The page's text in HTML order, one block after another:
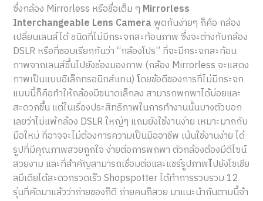
ซึ่งกล้อง Mirrorless หรือชื่อเต็ม ๆ Mirrorless
Interchangeable Lens Camera พูดกันง่ายๆ ก็คือ กล้อง
เปลี่ยนเลนส์ได้ ชนิดที่ไม่มีกระจกสะท้อนภาพ ซึ่งจะต่างกับกล้อง
DSLR หรือที่ชอบเรียกกันว่า “กล้องโปร” ที่จะมีกระจกสะท้อน
ภาพจากเลนส์ขึ้นไปยังช่องมองภาพ (กล้อง Mirrorless จะแสดง
ภาพเป็นแบบอิเล็กทรอนิกส์แทน)โดยข้อดีของการที่ไม่มีกระจก
แบบนี้ก็คือทำให้กล้องมีขนาดเล็กลง สามารถพกพาได้บ่อยและ
สะดวกขึ้น แต่ในเรื่องประสิทธิภาพในการทำงานนั้นบางตัวบอก
เลยว่าไม่แพ้กล้อง DSLR ใหญ่ๆ แถมยังใช้งานง่าย เหมาะมากกับ
มือใหม่ ที่อาจจะไม่ต้องการความเป็นมืออาชีพ เน้นใช้งานง่าย ได้
รูปที่มีคุณภาพสวยถูกใจ ง่ายต่อการพกพา ตัวกล้องต้องมีดีไซน์
สวยงาม และที่สำคัญสามารถเชื่อมต่อและแชร์รูปภาพไปยังโซเชีย
ลมีเดียได้สะดวกรวดเร็ว Shopspotter ได้ทำการรวบรวม 12
รุ่นที่คัดมาแล้วว่าถ่ายของก็ดี ถ่ายคนก็สวย มาแนะนำกันตามนี้จ้า